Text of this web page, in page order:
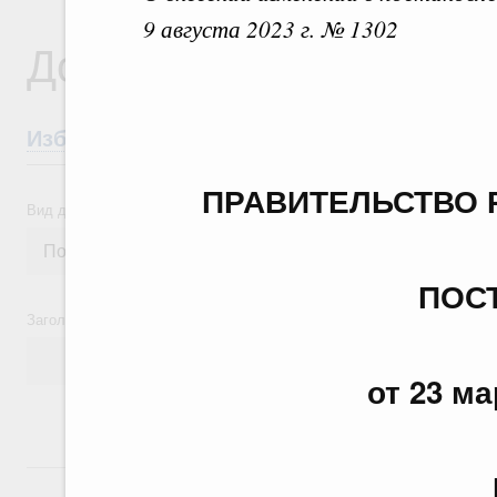
9 августа 2023 г. № 1302
от 23
Документы
Избранные документы со справками к
Вид документа
Заголовок или текст документа